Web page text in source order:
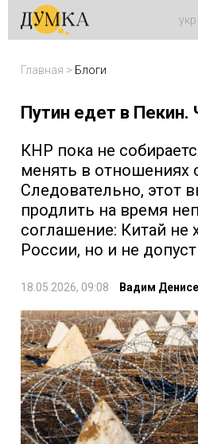
укр
Главная > Блоги
Путин едет в
КНР пока не
менять в отношениях
Следовательно, этот
продлить на время
соглашение: Китай не
России, но и не
18.05.2026, 09:08 Вадим